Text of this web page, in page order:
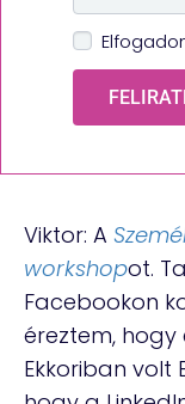
Viktor: A
workshopot.
Facebookon
éreztem, hogy
Ekkoriban volt